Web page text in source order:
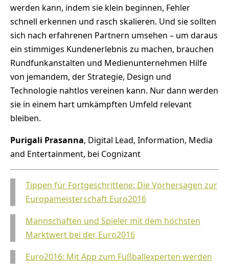
werden kann, indem sie klein beginnen, Fehler
schnell erkennen und rasch skalieren. Und sie sollten
sich nach erfahrenen Partnern umsehen – um daraus
ein stimmiges Kundenerlebnis zu machen, brauchen
Rundfunkanstalten und Medienunternehmen Hilfe
von jemandem, der Strategie, Design und
Technologie nahtlos vereinen kann. Nur dann werden
sie in einem hart umkämpften Umfeld relevant
bleiben.
Purigali Prasanna, Digital Lead, Information, Media
and Entertainment, bei Cognizant
Tippen für Fortgeschrittene: Die Vorhersagen zur
Europameisterschaft Euro2016
Mannschaften und Spieler mit dem höchsten
Marktwert bei der Euro2016
Euro2016: Mit App zum Fußballexperten werden